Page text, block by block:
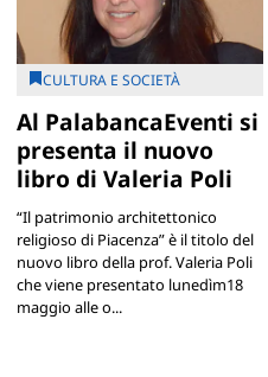
CULTURA E SOCIETÀ
Al PalabancaEventi si
presenta il nuovo
libro di Valeria Poli
“Il patrimonio architettonico
religioso di Piacenza” è il titolo del
nuovo libro della prof. Valeria Poli
che viene presentato lunedìm18
maggio alle o...